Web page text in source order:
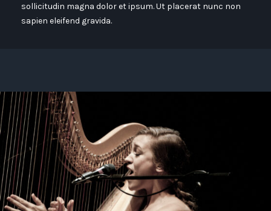
sollicitudin magna dolor et ipsum. Ut placerat nunc non
sapien eleifend gravida.